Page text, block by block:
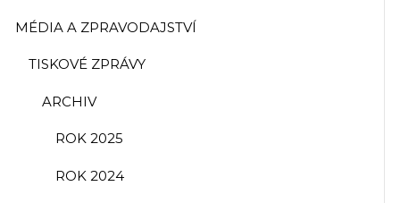
MÉDIA A ZPRAVODAJSTVÍ
TISKOVÉ ZPRÁVY
ARCHIV
ROK 2025
ROK 2024